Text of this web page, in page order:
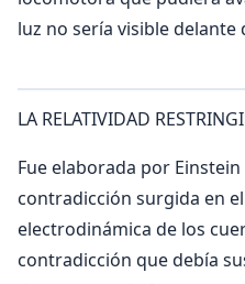
luz no sería visible delante
LA RELATIVIDAD
Fue elaborada por
contradicción surgida en
electrodinámica de los
contradicción que debía